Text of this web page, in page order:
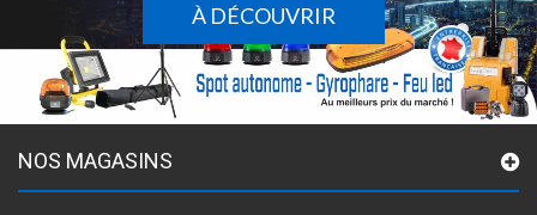
À DÉCOUVRIR
NOS MAGASINS